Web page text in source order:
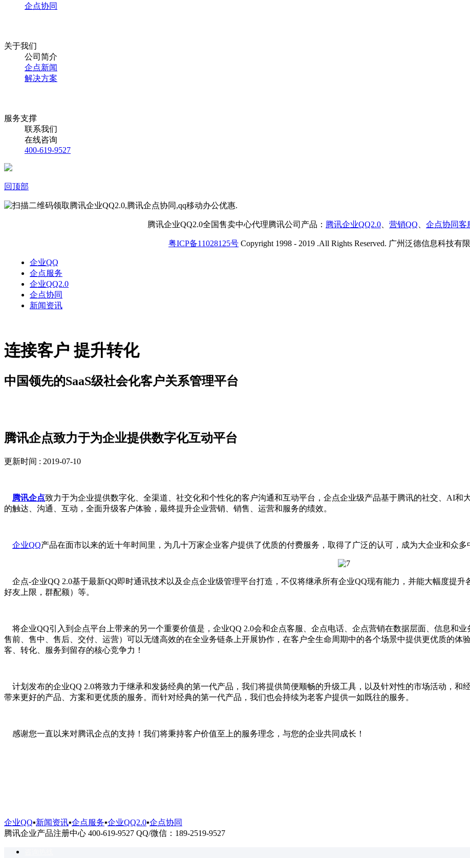
企点协同
关于我们
公司简介
企点新闻
解决方案
服务支撑
联系我们
在线咨询
400-619-9527
回顶部
腾讯企业QQ2.0全国售卖中心代理腾讯公司产品： 腾讯企业QQ2.0 营销QQ 企点协同客
粤ICP备11028125号 Copyright 1998 - 2019 .All Rights Reserved. 广州泛德信息科技有
企业QQ
企点服务
企业QQ2.0
企点协同
新闻资讯
连接客户 提升转化
中国领先的SaaS级社会化客户关系管理平台
腾讯企点致力于为企业提供数字化互动平台
更新时间 : 2019-07-10
腾讯企点致力于为企业提供数字化、全渠道、社交化和个性化的客户沟通和互动平台，企点企业级产品基于腾讯的社交、AI和
的触达、沟通、互动，全面升级客户体验，最终提升企业营销、销售、运营和服务的绩效。
企业QQ产品在面市以来的近十年时间里，为几十万家企业客户提供了优质的付费服务，取得了广泛的认可，成为大企业和众
企点-企业QQ 2.0基于最新QQ即时通讯技术以及企点企业级管理平台打造，不仅将继承所有企业QQ现有能力，并能大幅度提升
好友上限，群配额）等。
将企业QQ引入到企点平台上带来的另一个重要价值是，企业QQ 2.0会和企点客服、企点电话、企点营销在数据层面、信息和业
售前、售中、售后、交付、运营）可以无缝高效的在全业务链条上开展协作，在客户全生命周期中的各个场景中提供更优质的体
客、转化、服务到留存的核心竞争力！
计划发布的企业QQ 2.0将致力于继承和发扬经典的第一代产品，我们将提供简便顺畅的升级工具，以及针对性的市场活动，和
带来更好的产品、方案和更优质的服务。而针对经典的第一代产品，我们也会持续为老客户提供一如既往的服务。
感谢您一直以来对腾讯企点的支持！我们将秉持客户价值至上的服务理念，与您的企业共同成长！
企业QQ▪新闻资讯▪企点服务▪企业QQ2.0▪企点协同
腾讯企业产品注册中心 400-619-9527 QQ/微信：189-2519-9527